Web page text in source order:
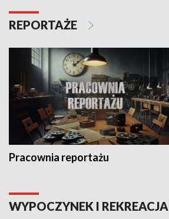
REPORTAŻE
Pracownia reportażu
WYPOCZYNEK I REKREACJA